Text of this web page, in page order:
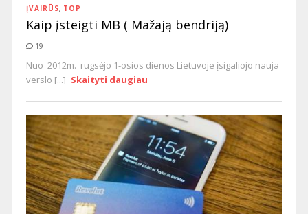
ĮVAIRŪS, TOP
Kaip įsteigti MB ( Mažają bendriją)
19
Nuo 2012m. rugsėjo 1-osios dienos Lietuvoje įsigaliojo nauja
verslo [...] Skaityti daugiau